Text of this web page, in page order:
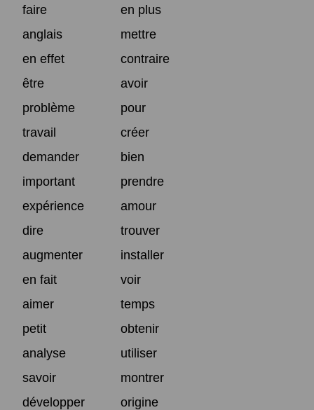
faire
en plus
anglais
mettre
en effet
contraire
être
avoir
problème
pour
travail
créer
demander
bien
important
prendre
expérience
amour
dire
trouver
augmenter
installer
en fait
voir
aimer
temps
petit
obtenir
analyse
utiliser
savoir
montrer
développer
origine